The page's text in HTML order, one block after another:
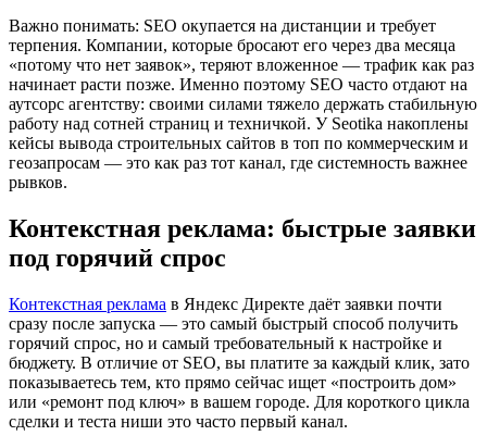
Важно понимать: SEO окупается на дистанции и требует
терпения. Компании, которые бросают его через два месяца
«потому что нет заявок», теряют вложенное — трафик как раз
начинает расти позже. Именно поэтому SEO часто отдают на
аутсорс агентству: своими силами тяжело держать стабильную
работу над сотней страниц и техничкой. У Seotika накоплены
кейсы вывода строительных сайтов в топ по коммерческим и
геозапросам — это как раз тот канал, где системность важнее
рывков.
Контекстная реклама: быстрые заявки
под горячий спрос
Контекстная реклама в Яндекс Директе даёт заявки почти
сразу после запуска — это самый быстрый способ получить
горячий спрос, но и самый требовательный к настройке и
бюджету. В отличие от SEO, вы платите за каждый клик, зато
показываетесь тем, кто прямо сейчас ищет «построить дом»
или «ремонт под ключ» в вашем городе. Для короткого цикла
сделки и теста ниши это часто первый канал.